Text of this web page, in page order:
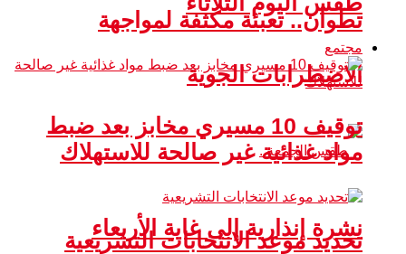
تطوان.. تعبئة مكثفة لمواجهة
الاضطرابات الجوية
نشرة إنذارية إلى غاية الأربعاء
مجتمع
توقيف 10 مسيري مخابز بعد ضبط
مواد غذائية غير صالحة للاستهلاك
تحديد موعد الانتخابات التشريعية